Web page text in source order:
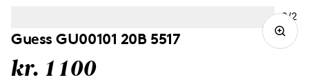
Guess GU00101 20B 5517
kr. 1100
2/2
(Current image)